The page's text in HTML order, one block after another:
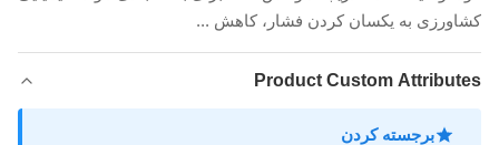
کشاورزی به یکسان کردن فشار، کاهش ...
Product Custom Attributes
برجسته کردن